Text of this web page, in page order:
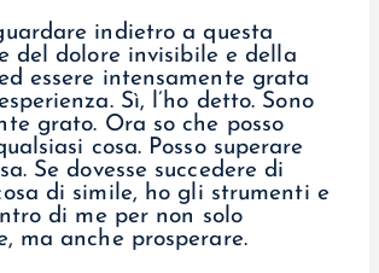
indietro a questa
del dolore invisibile e della
essere intensamente grata
Sì, l’ho detto. Sono
grato. Ora so che posso
cosa. Posso superare
Se dovesse succedere di
di simile, ho gli strumenti e
di me per non solo
ma anche prosperare.